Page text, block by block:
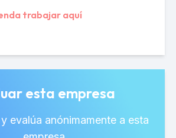
trabajar aquí
esta empresa
evalúa anónimamente a esta